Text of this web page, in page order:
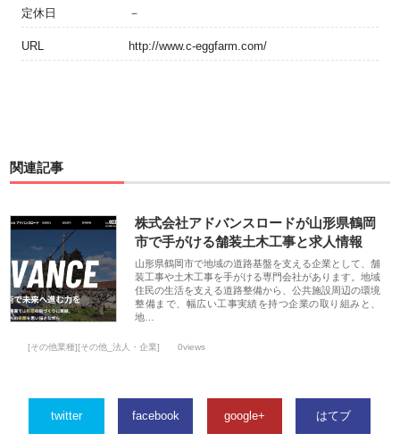
定休日 －
URL http://www.c-eggfarm.com/
関連記事
株式会社アドバンスロードが山形県鶴岡
市で手がける舗装土木工事と求人情報
山形県鶴岡市で地域の道路基盤を支える企業として、舗
装工事や土木工事を手がける専門会社があります。地域
住民の生活を支える道路整備から、公共施設周辺の環境
整備まで、幅広い工事実績を持つ企業の取り組みと、
地…
[その他業種][その他_法人・企業] 0views
twitter facebook google+ はてブ